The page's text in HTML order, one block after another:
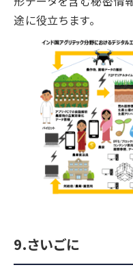
途に役立ちます。
9.さいごに